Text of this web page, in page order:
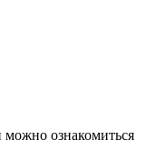
можно ознакомиться